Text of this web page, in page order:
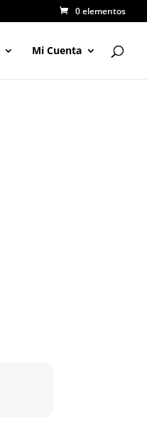
0 elementos
Mi Cuenta